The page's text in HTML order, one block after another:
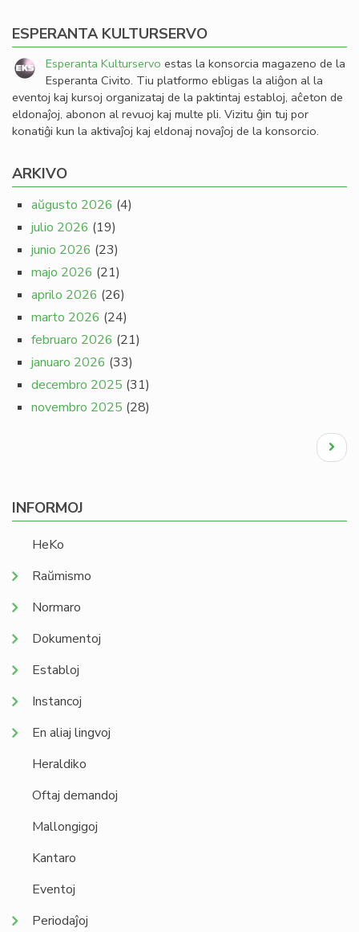
ESPERANTA KULTURSERVO
Esperanta Kulturservo estas la konsorcia magazeno de la
Esperanta Civito. Tiu platformo ebligas la aliĝon al la
eventoj kaj kursoj organizataj de la paktintaj establoj, aĉeton de
eldonaĵoj, abonon al revuoj kaj multe pli. Vizitu ĝin tuj por
konatiĝi kun la aktivaĵoj kaj eldonaj novaĵoj de la konsorcio.
ARKIVO
aŭgusto 2026 (4)
julio 2026 (19)
junio 2026 (23)
majo 2026 (21)
aprilo 2026 (26)
marto 2026 (24)
februaro 2026 (21)
januaro 2026 (33)
decembro 2025 (31)
novembro 2025 (28)
Next
page
INFORMOJ
HeKo
Raŭmismo
Normaro
Dokumentoj
Establoj
Instancoj
En aliaj lingvoj
Heraldiko
Oftaj demandoj
Mallongigoj
Kantaro
Eventoj
Periodaĵoj